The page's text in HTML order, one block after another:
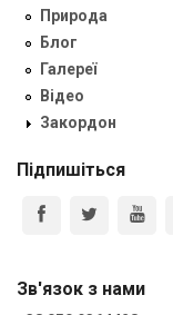
Природа
Блог
Галереї
Відео
Закордон
Підпишіться
Зв'язок з нами